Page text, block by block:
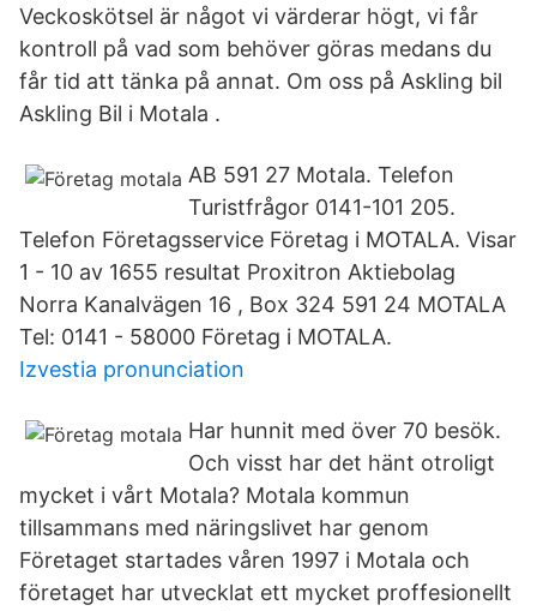
Veckoskötsel är något vi värderar högt, vi får
kontroll på vad som behöver göras medans du
får tid att tänka på annat. Om oss på Askling bil
Askling Bil i Motala .
AB 591 27 Motala. Telefon
Turistfrågor 0141-101 205.
Telefon Företagsservice Företag i MOTALA. Visar
1 - 10 av 1655 resultat Proxitron Aktiebolag
Norra Kanalvägen 16 , Box 324 591 24 MOTALA
Tel: 0141 - 58000 Företag i MOTALA.
Izvestia pronunciation
Har hunnit med över 70 besök.
Och visst har det hänt otroligt
mycket i vårt Motala? Motala kommun
tillsammans med näringslivet har genom
Företaget startades våren 1997 i Motala och
företaget har utvecklat ett mycket proffesionellt